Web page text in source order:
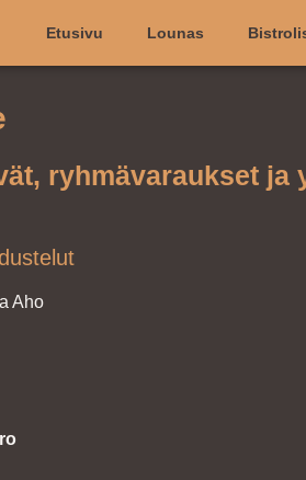
Etusivu Lounas
ryhmävaraukset
Aho